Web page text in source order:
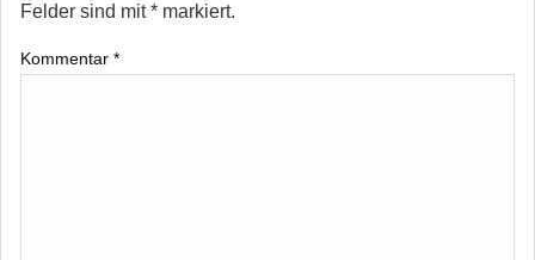
Felder sind mit* markiert.
Kommentar *